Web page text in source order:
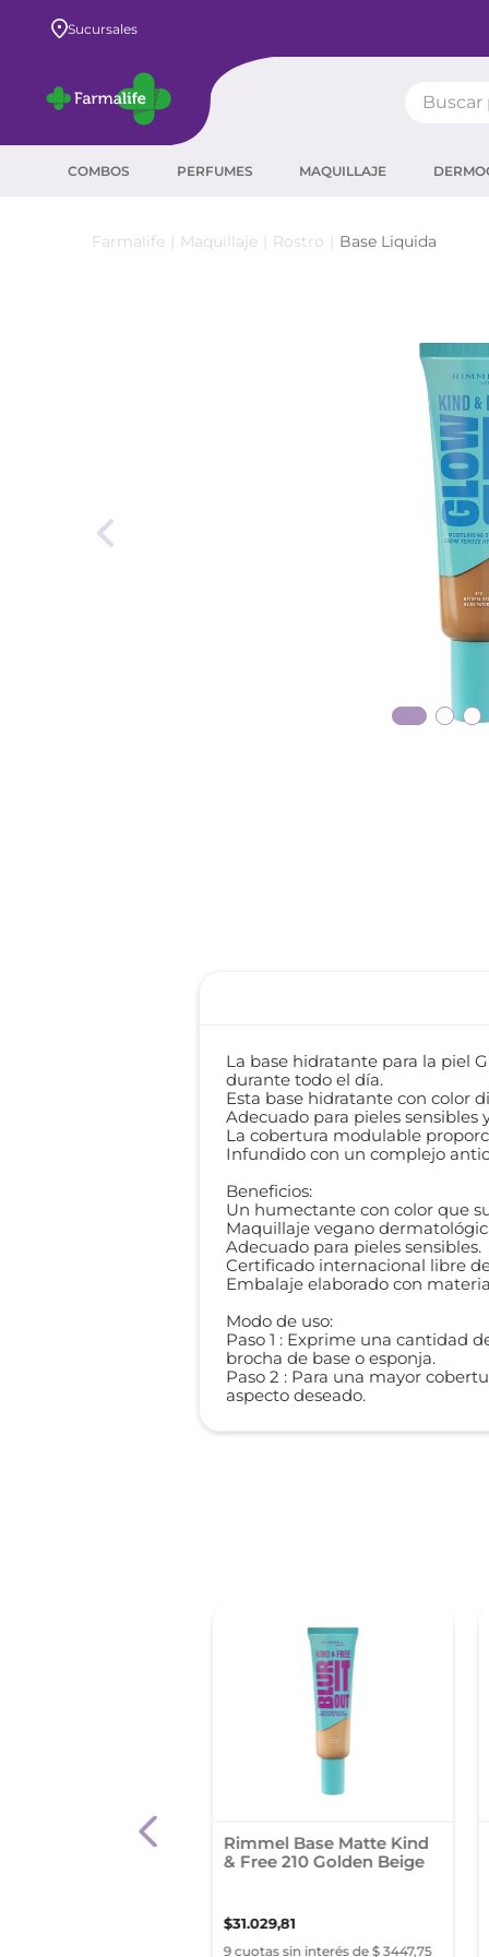
Sucursales
COMBOS PERFUMES MAQUILLAJE
Maquillaje Rostro Base Liquida
La base hidratante para la piel
durante todo el día.
Esta base hidratante con color
Adecuado para pieles sensibles
La cobertura modulable
Infundido con un complejo
Beneficios:
Un humectante con color que
Maquillaje vegano
Adecuado para pieles sensibles.
Certificado internacional libre
Embalaje elaborado con
Modo de uso:
Paso 1 : Exprime una cantidad
brocha de base o esponja.
Paso 2 : Para una mayor
aspecto deseado.
Maquillaje L'Oréal
Rimmel Base Matte Kind
& Free 210 Golden Beige
$31.029,81
9 cuotas sin interés de $ 3447,75